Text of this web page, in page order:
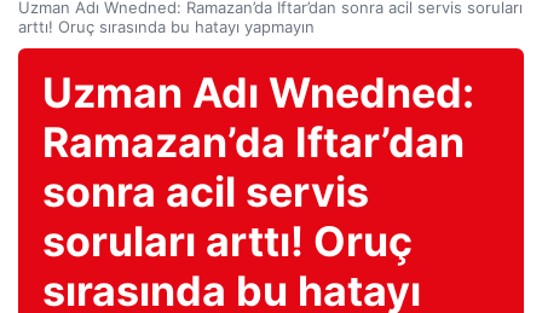
Uzman Adı Wnedned: Ramazan’da Iftar’dan sonra acil servis soruları
arttı! Oruç sırasında bu hatayı yapmayın
Uzman Adı Wnedned:
Ramazan’da Iftar’dan
sonra acil servis
soruları arttı! Oruç
sırasında bu hatayı